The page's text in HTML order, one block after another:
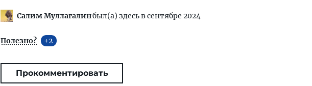
Салим Муллагалинбыл(а) здесь в сентябре 2024
Полезно? 2
Прокомментировать